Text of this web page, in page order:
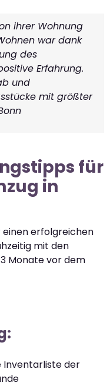
ihrer Wohnung
war dank
des
Erfahrung.
und
mit größter
für
in
einen erfolgreichen
mit den
Monate vor dem
Inventarliste der